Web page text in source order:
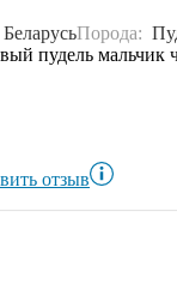
БеларусьПорода:
пудель мальчик
отзыв